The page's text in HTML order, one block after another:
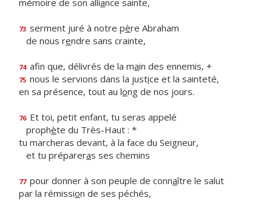
mémoire de son alliance sainte,
73 serment juré à notre père Abraham
de nous rendre sans crainte,
74 afin que, délivrés de la main des ennemis, +
75 nous le servions dans la justice et la sainteté,
en sa présence, tout au long de nos jours.
76 Et toi, petit enfant, tu seras appelé
prophète du Très-Haut : *
tu marcheras devant, à la face du Seigneur,
et tu prépareras ses chemins
77 pour donner à son peuple de connaître le salut
par la rémission de ses péchés,